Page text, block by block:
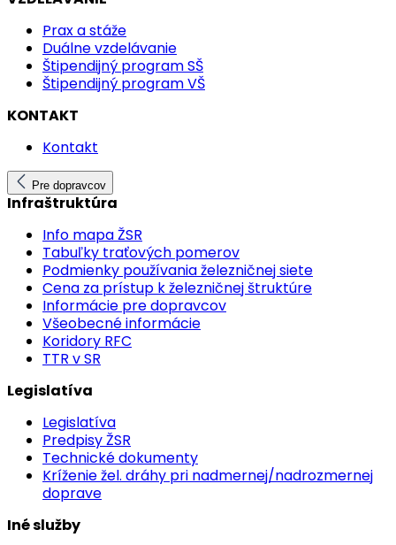
Prax a stáže
Duálne vzdelávanie
Štipendijný program SŠ
Štipendijný program VŠ
KONTAKT
Kontakt
Pre dopravcov
Infraštruktúra
Info mapa ŽSR
Tabuľky traťových pomerov
Podmienky používania železničnej siete
Cena za prístup k železničnej štruktúre
Informácie pre dopravcov
Všeobecné informácie
Koridory RFC
TTR v SR
Legislatíva
Legislatíva
Predpisy ŽSR
Technické dokumenty
Kríženie žel. dráhy pri nadmernej/nadrozmernej
doprave
Iné služby